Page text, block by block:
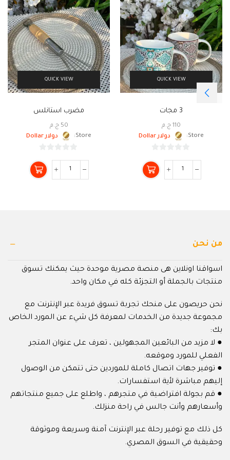
QUICK VIEW
3 مجات
110 ج.م
Store:
دولار Dollar
من
5
QUICK VIEW
مضرب استانلس
50 ج.م
Store:
دولار Dollar
من
5
من نحن
اسواقنا اونلاين هى منصة مصرية موحدة حيث يمكنك تسوق
منتجات بالجملة أو التجزئة كله في مكان واحد.
نحن حريصون على منحك تجربة تسوق فريدة عبر الإنترنت مع
مجموعة جديدة من الخدمات لمعرفة كل شيء عن المورد الخاص
بك:
● لا مزيد من البائعين المجهولين ، تعرف على عنوان المتجر
الفعلي للمورد وموقعه.
● توفير جهات اتصال كاملة للموردين حتى تتمكن من الوصول
إليهم مباشرة لأية استفسارات.
● قم بجولة افتراضية في متجرهم ، واطلع على جميع منتجاتهم
وأسعارهم وأنت جالس في راحة منزلك.
كل ذلك مع توفير رحلة عبر الإنترنت آمنة وسريعة وموثوقة
وحقيقية في السوق المصري.